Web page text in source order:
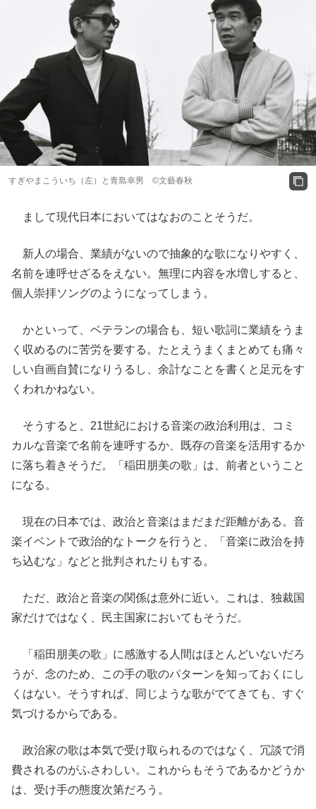
すぎやまこういち（左）と青島幸男 ©文藝春秋
まして現代日本においてはなおのことそうだ。
新人の場合、業績がないので抽象的な歌になりやすく、
名前を連呼せざるをえない。無理に内容を水増しすると、
個人崇拝ソングのようになってしまう。
かといって、ベテランの場合も、短い歌詞に業績をうま
く収めるのに苦労を要する。たとえうまくまとめても痛々
しい自画自賛になりうるし、余計なことを書くと足元をす
くわれかねない。
そうすると、21世紀における音楽の政治利用は、コミ
カルな音楽で名前を連呼するか、既存の音楽を活用するか
に落ち着きそうだ。「稲田朋美の歌」は、前者ということ
になる。
現在の日本では、政治と音楽はまだまだ距離がある。音
楽イベントで政治的なトークを行うと、「音楽に政治を持
ち込むな」などと批判されたりもする。
ただ、政治と音楽の関係は意外に近い。これは、独裁国
家だけではなく、民主国家においてもそうだ。
「稲田朋美の歌」に感激する人間はほとんどいないだろ
うが、念のため、この手の歌のパターンを知っておくにし
くはない。そうすれば、同じような歌がでてきても、すぐ
気づけるからである。
政治家の歌は本気で受け取られるのではなく、冗談で消
費されるのがふさわしい。これからもそうであるかどうか
は、受け手の態度次第だろう。